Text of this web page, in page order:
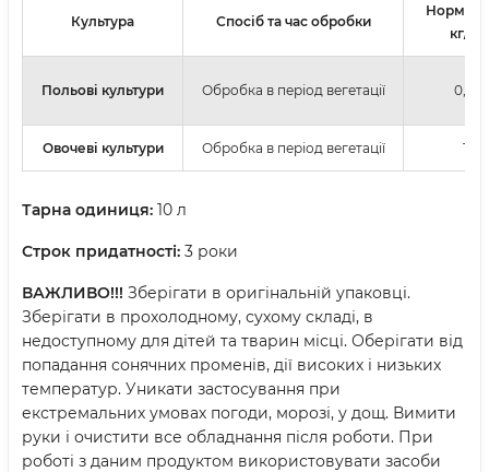
Культура Спосіб та час обробки
Норма
кг/л/
Польові культури Обробка в період вегетації 0,5-2
Овочеві культури Обробка в період вегетації 1-
Тарна одиниця: 10 л
Строк придатності: 3 роки
ВАЖЛИВО!!! Зберігати в оригінальній упаковці.
Зберігати в прохолодному, сухому складі, в
недоступному для дітей та тварин місці. Оберігати від
попадання сонячних променів, дії високих і низьких
температур. Уникати застосування при
екстремальних умовах погоди, морозі, у дощ. Вимити
руки і очистити все обладнання після роботи. При
роботі з даним продуктом використовувати засоби